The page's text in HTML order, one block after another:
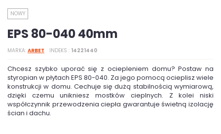
NOWY
EPS 80-040 40mm
MARKA ARBET INDEKS 14221440
Chcesz szybko uporać się z ociepleniem domu? Postaw na
styropian w płytach EPS 80-040. Za jego pomocą ocieplisz wiele
konstrukcji w domu. Cechuje się dużą stabilnością wymiarową,
dzięki czemu unikniesz mostków cieplnych. Z kolei niski
współczynnik przewodzenia ciepła gwarantuje świetną izolację
ścian i dachu.